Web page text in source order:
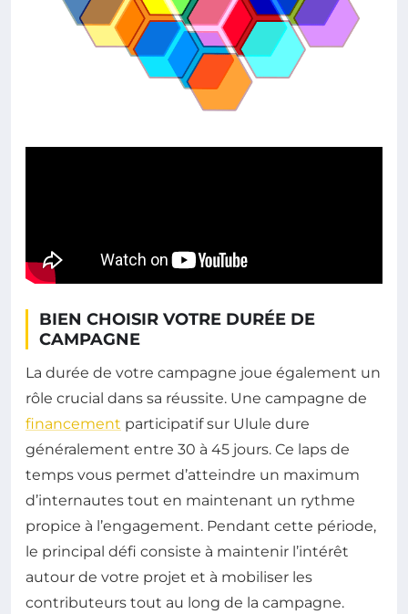
BIEN CHOISIR VOTRE DURÉE DE
CAMPAGNE
La durée de votre campagne joue également un
rôle crucial dans sa réussite. Une campagne de
financement participatif sur Ulule dure
généralement entre 30 à 45 jours. Ce laps de
temps vous permet d’atteindre un maximum
d’internautes tout en maintenant un rythme
propice à l’engagement. Pendant cette période,
le principal défi consiste à maintenir l’intérêt
autour de votre projet et à mobiliser les
contributeurs tout au long de la campagne.